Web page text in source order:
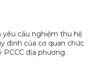
yêu cầu nghiệm thu hệ
định của cơ quan chức
PCCC địa phương.